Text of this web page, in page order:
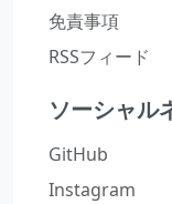
免責事項
RSSフィード
ソーシャル
GitHub
Instagram